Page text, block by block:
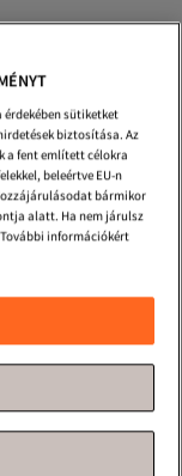
sütiketket
biztosítása. Az
a fent említett célokra
beleértve EU-n
bármikor
alatt. Ha nem járulsz
információkért